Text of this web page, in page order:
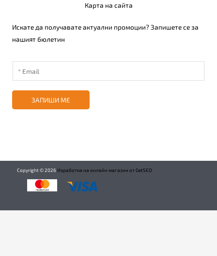
Карта на сайта
Искате да получавате актуални промоции? Запишете се за
нашият бюлетин
ЗАПИШИ МЕ
Copyright ©2026 Изработка на онлайн магазин от GetSEO